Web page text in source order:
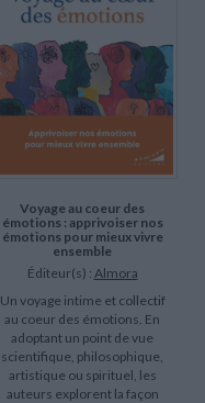
Voyage au coeur des
émotions : apprivoiser nos
émotions pour mieux vivre
ensemble
Éditeur(s) : Almora
Un voyage intime et collectif
au coeur des émotions. En
adoptant un point de vue
scientifique, philosophique,
artistique ou spirituel, les
auteurs explorent la façon